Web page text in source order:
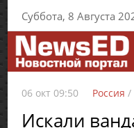
Суббота, 8 Августа
06 окт 09:50 Россия /
Искали